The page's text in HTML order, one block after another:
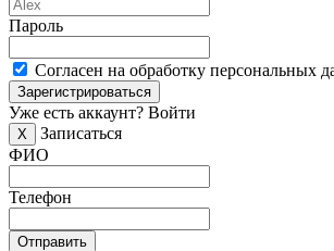
Пароль
Согласен на обработку персональных
Зарегистрироваться
Уже есть аккаунт? Войти
X
Записаться
ФИО
Телефон
Отправить